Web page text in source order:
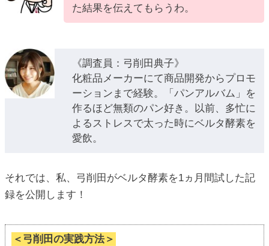
た結果を伝えてもらうわ。
《調査員：弓削田典子》
化粧品メーカーにて商品開発からプロモ
ーションまで経験。「パンアルバム」を
作るほど無類のパン好き。以前、多忙に
よるストレスで太った時にベルタ酵素を
愛飲。
それでは、私、弓削田がベルタ酵素を1ヵ月間試した記
録を公開します！
＜弓削田の実践方法＞